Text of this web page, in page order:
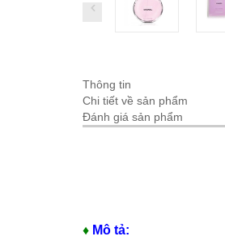
Thông tin
Chi tiết về sản phẩm
Đánh giá sản phẩm
♦ Mô tả: